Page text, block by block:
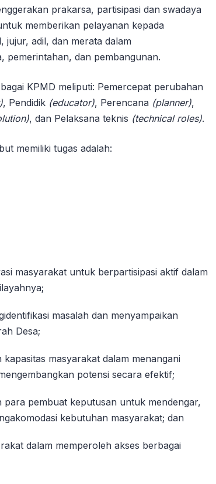
prakarsa, partisipasi dan swadaya
memberikan pelayanan kepada
jujur, adil, dan merata dalam
pemerintahan, dan pembangunan.
KPMD meliputi: Pemercepat perubahan
, Pendidik (educator), Perencana (planner),
, dan Pelaksana teknis (technical roles).
memiliki tugas adalah:
masyarakat untuk berpartisipasi aktif dalam
masalah dan menyampaikan
Desa;
masyarakat dalam menangani
potensi secara efektif;
para pembuat keputusan untuk mendengar,
kebutuhan masyarakat; dan
dalam memperoleh akses berbagai